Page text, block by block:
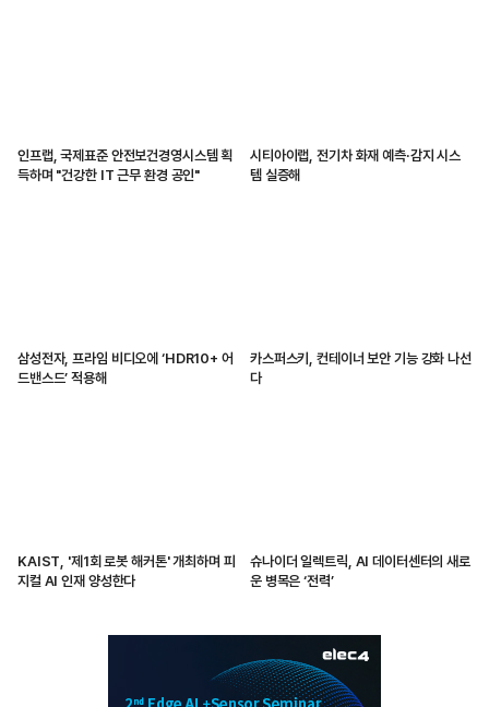
인프랩, 국제표준 안전보건경영시스템 획
득하며 "건강한 IT 근무 환경 공인"
시티아이랩, 전기차 화재 예측·감지 시스
템 실증해
삼성전자, 프라임 비디오에 ‘HDR10+ 어
드밴스드’ 적용해
카스퍼스키, 컨테이너 보안 기능 강화 나선
다
KAIST, '제1회 로봇 해커톤' 개최하며 피
지컬 AI 인재 양성한다
슈나이더 일렉트릭, AI 데이터센터의 새로
운 병목은 ‘전력’